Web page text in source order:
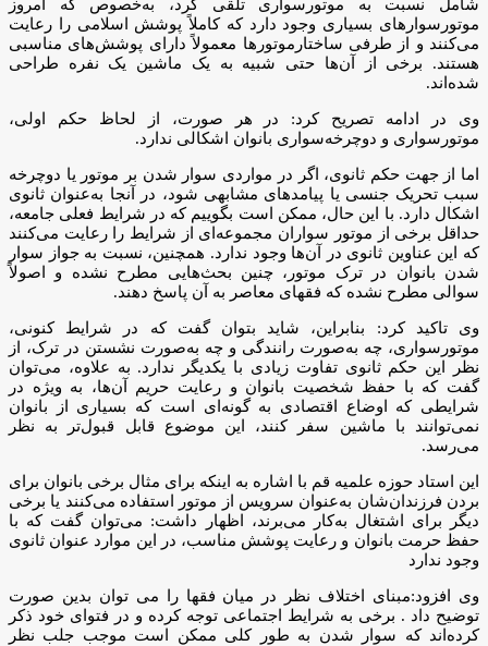
شامل نسبت به موتورسواری تلقی کرد، به‌خصوص که امروز
موتورسوارهای بسیاری وجود دارد که کاملاً پوشش اسلامی را رعایت
می‌کنند و از طرفی ساختارموتورها معمولاً دارای پوشش‌های مناسبی
هستند. برخی از آن‌ها حتی شبیه به یک ماشین یک ‌نفره طراحی
شده‌اند.
وی در ادامه تصریح کرد: در هر صورت، از لحاظ حکم اولی،
موتورسواری و دوچرخه‌سواری بانوان اشکالی ندارد.
اما از جهت حکم ثانوی، اگر در مواردی سوار شدن بر موتور یا دوچرخه
سبب تحریک جنسی یا پیامدهای مشابهی شود، در آنجا به‌عنوان ثانوی
اشکال دارد. با این حال، ممکن است بگوییم که در شرایط فعلی جامعه،
حداقل برخی از موتور سواران مجموعه‌ای از شرایط را رعایت می‌کنند
که این عناوین ثانوی در آن‌ها وجود ندارد. همچنین، نسبت به جواز سوار
شدن بانوان در ترک موتور، چنین بحث‌هایی مطرح نشده و اصولاً
سوالی مطرح نشده که فقهای معاصر به آن پاسخ دهند.
وی تاکید کرد: بنابراین، شاید بتوان گفت که در شرایط کنونی،
موتورسواری، چه به‌صورت رانندگی و چه به‌صورت نشستن در ترک، از
نظر این حکم ثانوی تفاوت زیادی با یکدیگر ندارد. به علاوه، می‌توان
گفت که با حفظ شخصیت بانوان و رعایت حریم آن‌ها، به ویژه در
شرایطی که اوضاع اقتصادی به گونه‌ای است که بسیاری از بانوان
نمی‌توانند با ماشین سفر کنند، این موضوع قابل قبول‌تر به نظر
می‌رسد.
این استاد حوزه علمیه قم با اشاره به اینکه برای مثال برخی بانوان برای
بردن فرزندان‌شان به‌عنوان سرویس از موتور استفاده می‌کنند یا برخی
دیگر برای اشتغال به‌کار می‌برند، اظهار داشت: می‌توان گفت که با
حفظ حرمت بانوان و رعایت پوشش مناسب، در این موارد عنوان ثانوی
وجود ندارد
وی افزود:مبنای اختلاف نظر در میان فقها را می توان بدین صورت
توضیح داد . برخی به شرایط اجتماعی توجه کرده و در فتوای خود ذکر
کرده‌اند که سوار شدن به طور کلی ممکن است موجب جلب نظر